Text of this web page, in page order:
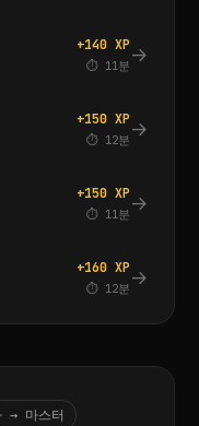
+140 XP
⏱ 11분 →
+150 XP
⏱ 12분 →
+150 XP
⏱ 11분 →
+160 XP
⏱ 12분 →
→ 마스터